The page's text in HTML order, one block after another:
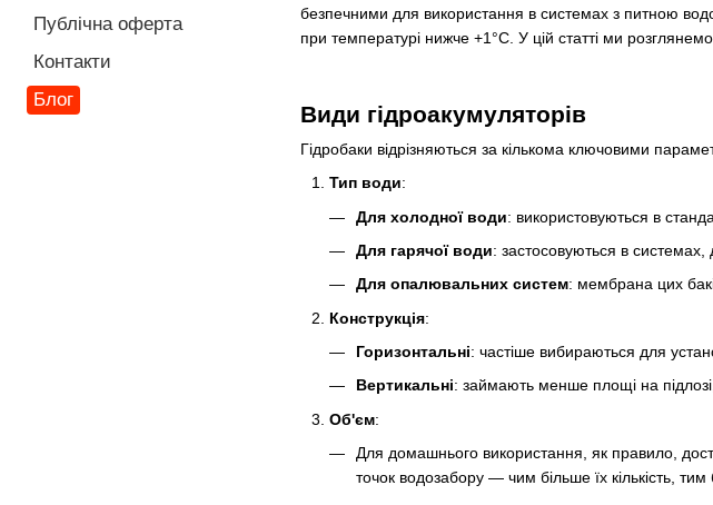
безпечними для використання в системах з питною
при температурі нижче +1°C. У цій статті ми
Види гідроакумуляторів
Гідробаки відрізняються за кількома ключовими
Тип води:
Для холодної води: використовуються в
Для гарячої води: застосовуються в системах,
Для опалювальних систем: мембрана цих
Конструкція:
Горизонтальні: частіше вибираються для
Вертикальні: займають менше площі на
Об'єм:
Для домашнього використання, як правило,
точок водозабору — чим більше їх кількість,
Публічна оферта
Контакти
Блог